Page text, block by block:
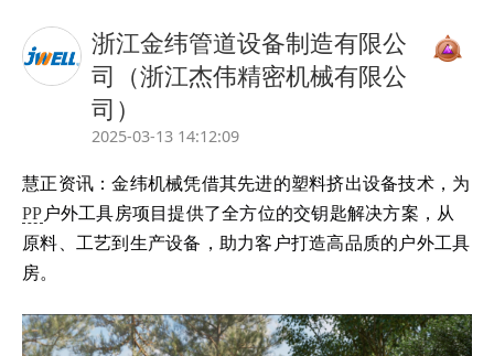
浙江金纬管道设备制造有限公
司（浙江杰伟精密机械有限公
司）
2025-03-13 14:12:09
慧正资讯：金纬机械凭借其先进的塑料挤出设备技术，为
PP 户外工具房项目提供了全方位的交钥匙解决方案，从
原料、工艺到生产设备，助力客户打造高品质的户外工具
房。